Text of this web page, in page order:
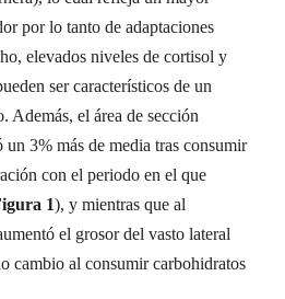
por lo tanto de adaptaciones
elevados niveles de cortisol y
ser característicos de un
Además, el área de sección
3% más de media tras consumir
con el periodo en el que
1), y mientras que al
el grosor del vasto lateral
cambio al consumir carbohidratos